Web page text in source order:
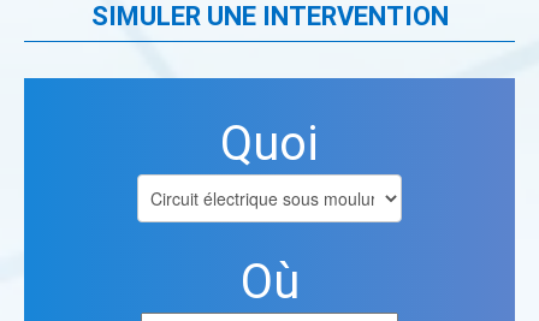
SIMULER UNE INTERVENTION
Quoi
Où